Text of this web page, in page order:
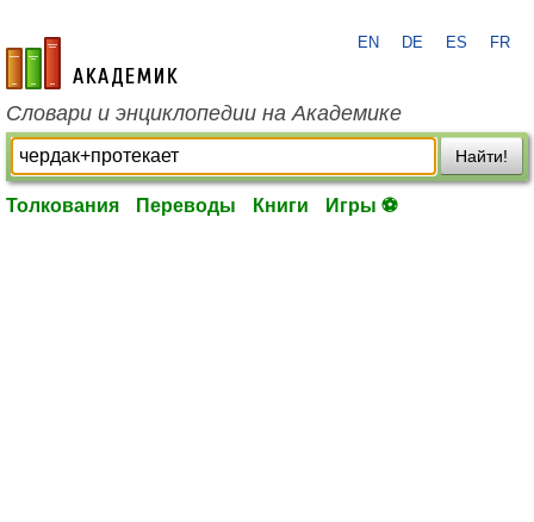
academic.ru
EN DE ES FR
Словари и энциклопедии на Академике
Найти!
Толкования Переводы Книги Игры ⚽